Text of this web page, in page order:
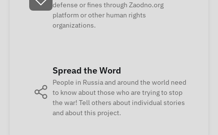
defense or fines through Zaodno.org
platform or other human rights
organizations.
Spread the Word
People in Russia and around the world need
to know about those who are trying to stop
the war! Tell others about individual stories
and about this project.